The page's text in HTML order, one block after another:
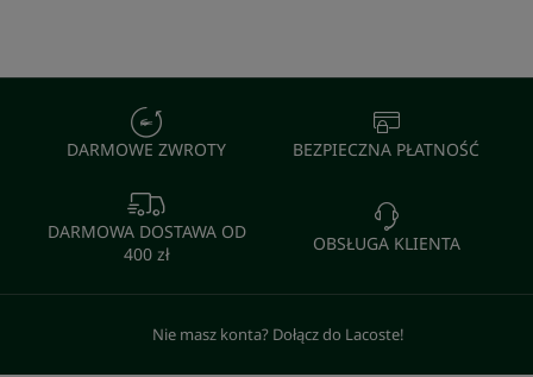
DARMOWE ZWROTY BEZPIECZNA PŁATNOŚĆ
DARMOWA DOSTAWA OD
400 zł
OBSŁUGA KLIENTA
Nie masz konta? Dołącz do Lacoste!